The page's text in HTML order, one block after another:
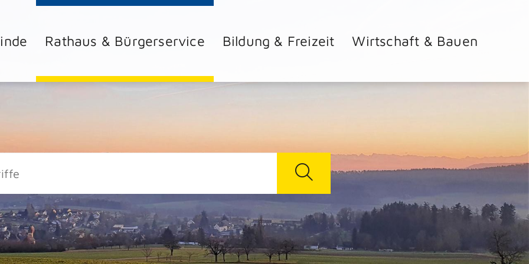
Rathaus & Bürgerservice Bildung & Freizeit Wirtschaft & Bauen